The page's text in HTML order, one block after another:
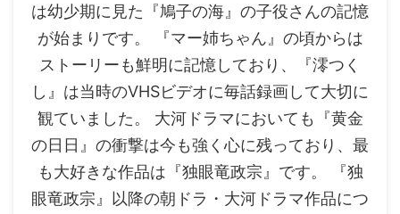
は幼少期に見た『鳩子の海』の子役さんの記憶
が始まりです。 『マー姉ちゃん』の頃からは
ストーリーも鮮明に記憶しており、『澪つく
し』は当時のVHSビデオに毎話録画して大切に
観ていました。 大河ドラマにおいても『黄金
の日日』の衝撃は今も強く心に残っており、最
も大好きな作品は『独眼竜政宗』です。 『独
眼竜政宗』以降の朝ドラ・大河ドラマ作品につ